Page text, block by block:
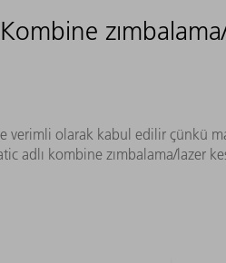
Kombine
verimli olarak kabul edilir çünkü
adlı kombine zımbalama/lazer